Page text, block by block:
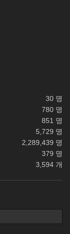
30 명
780 명
851 명
5,729 명
2,289,439 명
379 명
3,594 개